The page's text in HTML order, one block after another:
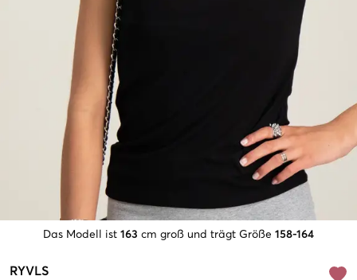
Das Modell ist 163 cm groß und trägt Größe 158-164
RYVLS